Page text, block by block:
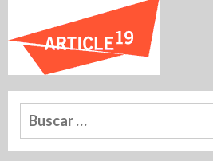
Buscar: